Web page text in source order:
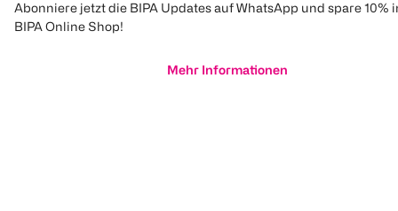
Abonniere jetzt die BIPA Updates auf WhatsApp und spare 10%
BIPA Online Shop!
Mehr Informationen